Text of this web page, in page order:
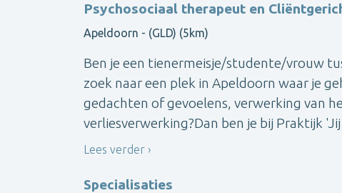
Psychosociaal therapeut en
Apeldoorn - (GLD) (5km)
Ben je een tienermeisje/studente/vrouw
zoek naar een plek in Apeldoorn waar je
gedachten of gevoelens, verwerking van
verliesverwerking?Dan ben je bij Praktijk
Lees verder
Specialisaties